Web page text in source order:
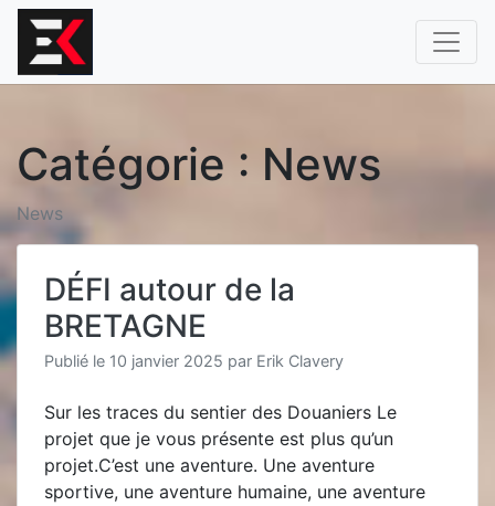
Aller
contenu
Catégorie : News
News
DÉFI autour de la
BRETAGNE
Publié le 10 janvier 2025 par Erik Clavery
Sur les traces du sentier des Douaniers Le
projet que je vous présente est plus qu’un
projet.C’est une aventure. Une aventure
sportive, une aventure humaine, une aventure